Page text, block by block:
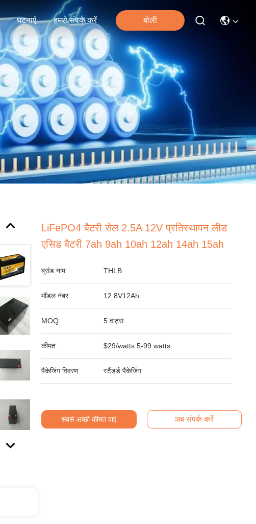
घटनाएँ हमसे संपर्क करें बोली
LiFePO4 बैटरी सेल 2.5A 12V प्रतिस्थापन लीड
एसिड बैटरी 7ah 9ah 10ah 12ah 14ah 15ah
ब्रांड नाम: THLB
मॉडल नंबर: 12.8V12Ah
MOQ: 5 वाट्स
कीमत: $29/watts 5-99 watts
पैकेजिंग विवरण: स्टैंडर्ड पैकेजिंग
सबसे अच्छी कीमत पाएं अब संपर्क करें